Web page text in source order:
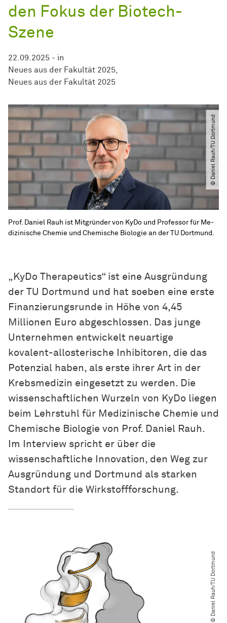
den Fokus der Biotech-
Szene
22.09.2025 - in
Neues aus der Fakultät 2025
Neues aus der Fakultät 2025
© Daniel Rauh​/​TU Dortmund
Prof. Daniel Rauh ist Mitgründer von KyDo und Professor für Me­
di­zi­ni­sche Chemie und Chemische Biologie an der TU Dortmund.
„KyDo Therapeutics“ ist eine Ausgründung
der TU Dortmund und hat soeben eine erste
Finanzierungsrunde in Höhe von 4,45
Millionen Euro abgeschlossen. Das junge
Unternehmen entwickelt neuartige
kovalent-allosterische Inhibitoren, die das
Potenzial haben, als erste ihrer Art in der
Krebsmedizin eingesetzt zu werden. Die
wissenschaftlichen Wurzeln von KyDo liegen
beim Lehrstuhl für Me­di­zi­ni­sche Chemie und
Chemische Biologie von Prof. Daniel Rauh.
Im Interview spricht er über die
wissenschaftliche Innovation, den Weg zur
Ausgründung und Dortmund als starken
Standort für die Wirk­stoff­for­schung.
© Daniel Rauh​/​TU Dortmund